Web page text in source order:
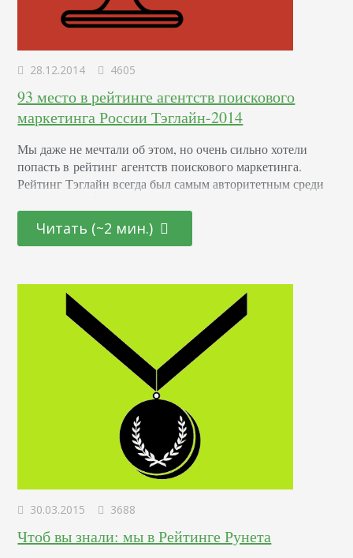
28.12.2014 4605
93 место в рейтинге агентств поискового
маркетинга России Тэглайн-2014
Мы даже не мечтали об этом, но очень сильно хотели
попасть в рейтинг агентств поискового маркетинга.
Рейтинг Тэглайн всегда был самым авторитетным среди
отдельный рейтинг для seo-компаний. Кто-то подумает,
что 93 место — совсем не повод для гордости и далеко не
Читать (~2 мин.)
30.03.2015 3688
Чтоб вы знали: мы в Рейтинге Рунета